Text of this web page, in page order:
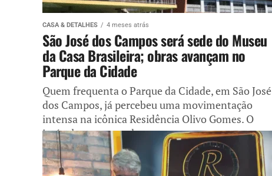
CASA & DETALHES 4 meses atrás
São José dos Campos será sede do Museu
da Casa Brasileira; obras avançam no
Parque da Cidade
Quem frequenta o Parque da Cidade, em São José
dos Campos, já percebeu uma movimentação
intensa na icônica Residência Olivo Gomes. O
imóvel, um marco da...